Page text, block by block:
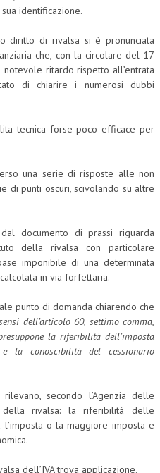
identificazione.
diritto di rivalsa si è pronunciata
che, con la circolare del 17
ritardo rispetto all’entrata
di chiarire i numerosi dubbi
tecnica forse poco efficace per
una serie di risposte alle non
di punti oscuri, scivolando su altre
documento di prassi riguarda
della rivalsa con particolare
imponibile di una determinata
in via forfettaria.
punto di domanda chiarendo che
dell’articolo 60, settimo comma,
la riferibilità dell’imposta
la conoscibilità del cessionario
secondo l’Agenzia delle
della rivalsa: la riferibilità delle
o la maggiore imposta e
dell’IVA trova applicazione.